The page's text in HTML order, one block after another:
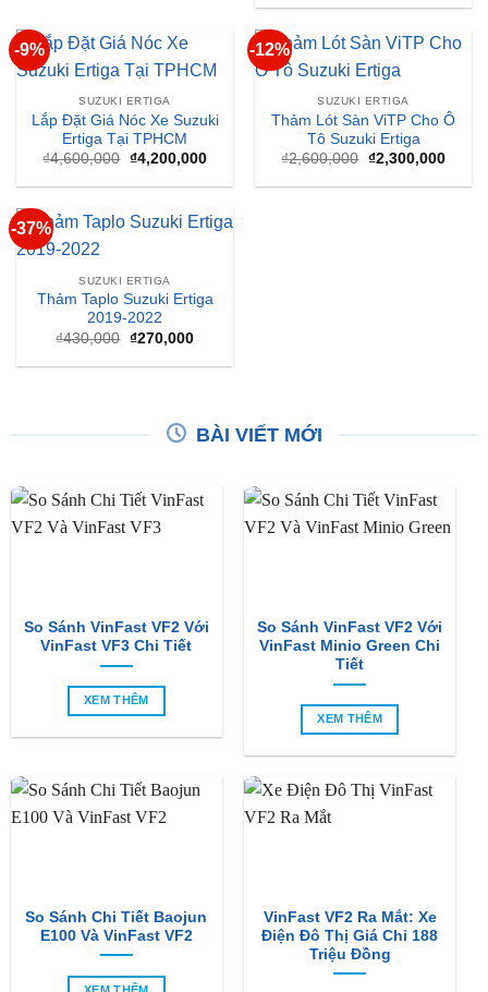
-9%
SUZUKI ERTIGA
Lắp Đặt Giá Nóc Xe Suzuki
Ertiga Tại TPHCM
₫4,600,000 Giá
là:
₫4,200,000Giá
tại
₫4,200,000.
-12%
SUZUKI ERTIGA
Thảm Lót Sàn ViTP Cho Ô
Tô Suzuki Ertiga
₫2,600,000 Giá
là:
₫2,300,000Giá
tại
-37%
SUZUKI ERTIGA
Thảm Taplo Suzuki Ertiga
2019-2022
₫430,000 Giá
là:
₫270,000Giá
tại
BÀI VIẾT MỚI
So Sánh VinFast VF2 Với
VinFast VF3 Chi Tiết
XEM THÊM
So Sánh VinFast VF2 Với
VinFast Minio Green Chi
Tiết
XEM THÊM
So Sánh Chi Tiết Baojun
E100 Và VinFast VF2
VinFast VF2 Ra Mắt: Xe
Điện Đô Thị Giá Chỉ 188
Triệu Đồng